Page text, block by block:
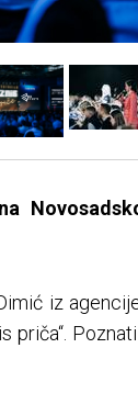
iz
priča“.